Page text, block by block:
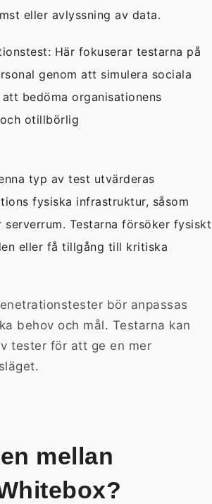
eller avlyssning av data.
Här fokuserar testarna på
genom att simulera sociala
bedöma organisationens
otillbörlig
typ av test utvärderas
fysiska infrastruktur, såsom
Testarna försöker fysiskt
eller få tillgång till kritiska
bör anpassas
behov och mål. Testarna kan
tester för att ge en mer
mellan